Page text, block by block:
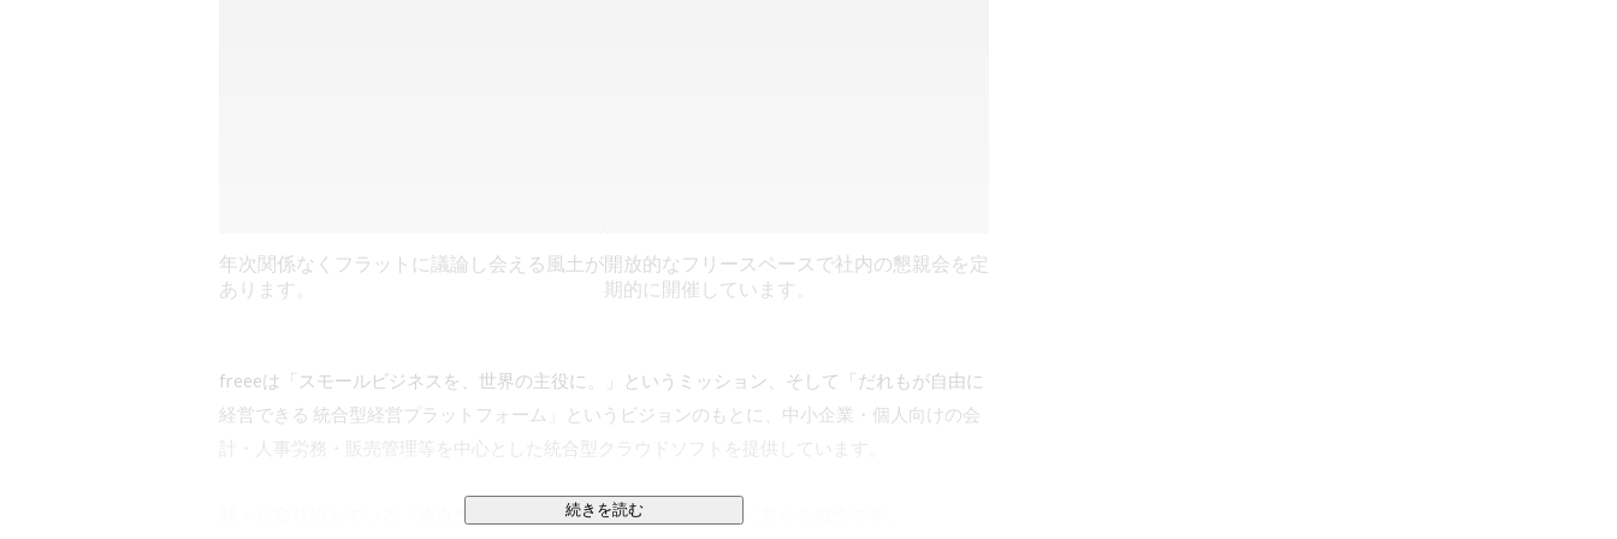
年次関係なくフラットに議論し会える風土が
あります。
開放的なフリースペースで社内の懇親会を定
期的に開催しています。
freeeは「スモールビジネスを、世界の主役に。」というミッション、そして「だれもが自由に
経営できる 統合型経営プラットフォーム」というビジョンのもとに、中小企業・個人向けの会
計・人事労務・販売管理等を中心とした統合型クラウドソフトを提供しています。
我々が取り組んでいる「統合型」は、従来の業務ソフトとは大きく異なる概念です。
続きを読む